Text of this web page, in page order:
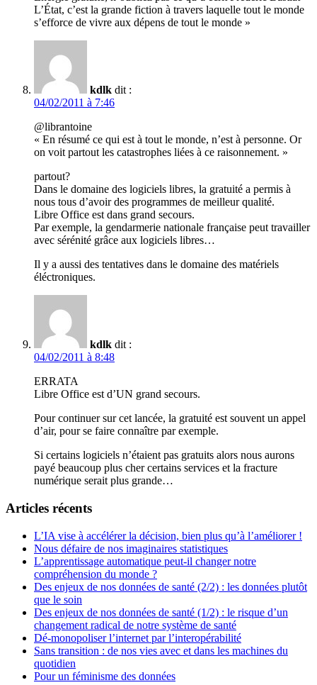
L’État, c’est la grande fiction à travers laquelle tout le monde
s’efforce de vivre aux dépens de tout le monde »
kdlk dit :
04/02/2011 à 7:46
@librantoine
« En résumé ce qui est à tout le monde, n’est à personne. Or
on voit partout les catastrophes liées à ce raisonnement. »
partout?
Dans le domaine des logiciels libres, la gratuité a permis à
nous tous d’avoir des programmes de meilleur qualité.
Libre Office est dans grand secours.
Par exemple, la gendarmerie nationale française peut travailler
avec sérénité grâce aux logiciels libres…
Il y a aussi des tentatives dans le domaine des matériels
éléctroniques.
kdlk dit :
04/02/2011 à 8:48
ERRATA
Libre Office est d’UN grand secours.
Pour continuer sur cet lancée, la gratuité est souvent un appel
d’air, pour se faire connaître par exemple.
Si certains logiciels n’étaient pas gratuits alors nous aurons
payé beaucoup plus cher certains services et la fracture
numérique serait plus grande…
Articles récents
L’IA vise à accélérer la décision, bien plus qu’à l’améliorer !
Nous défaire de nos imaginaires statistiques
L’apprentissage automatique peut-il changer notre
compréhension du monde ?
Des enjeux de nos données de santé (2/2) : les données plutôt
que le soin
Des enjeux de nos données de santé (1/2) : le risque d’un
changement radical de notre système de santé
Dé-monopoliser l’internet par l’interopérabilité
Sans transition : de nos vies avec et dans les machines du
quotidien
Pour un féminisme des données